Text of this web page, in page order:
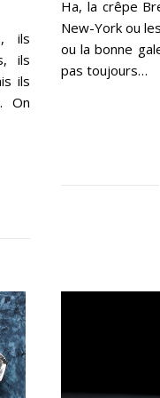
ils
ils
ils
On
Ha, la crêpe
New-York ou
ou la bonne
pas toujours…